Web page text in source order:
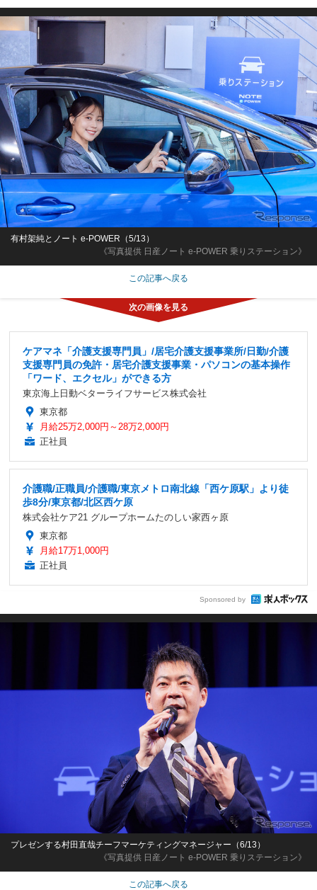
《写真提供 日産ノート e-POWER 乗りステーション》
有村架純とノート e-POWER（5/13）
この記事へ戻る
ケアマネ「介護支援専門員」/居宅介護支援事業所/日勤/介護
支援専門員の免許・居宅介護支援事業・パソコンの基本操作
「ワード、エクセル」ができる方
東京海上日動ベターライフサービス株式会社
東京都
月給25万2,000円～28万2,000円
正社員
介護職/正職員/介護職/東京メトロ南北線「西ケ原駅」より徒
歩8分/東京都/北区西ケ原
株式会社ケア21 グループホームたのしい家西ヶ原
東京都
月給17万1,000円
正社員
Sponsored by
《写真提供 日産ノート e-POWER 乗りステーション》
プレゼンする村田直哉チーフマーケティングマネージャー（6/13）
この記事へ戻る